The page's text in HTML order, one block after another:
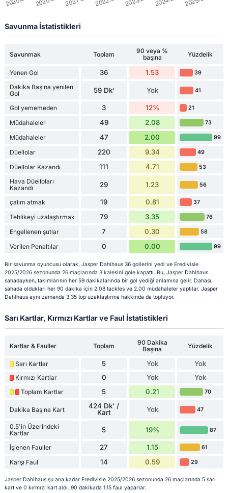
Savunma İstatistikleri
Savunmak Toplam
90 veya %
başına
Yüzdelik
Yenen Gol 36 1.53 39
Dakika Başına yenilen
Gol
59 Dk' Yok 41
Gol yememeden 3 12% 21
Müdahaleler 49 2.08 73
Müdahaleler 47 2.00 99
Düellolar 220 9.34 49
Düellolar Kazandı 111 4.71 53
Hava Düelloları
Kazandı
29 1.23 56
çalım atmak 19 0.81 37
Tehlikeyi uzalaştırmak 79 3.35 76
Engellenen şutlar 7 0.30 58
Verilen Penaltılar 0 0.00 99
Bir savunma oyuncusu olarak, Jasper Dahlhaus 36 gollerini yedi ve Eredivisie
2025/2026 sezonunda 26 maçlarında 3 kalesini gole kapattı. Bu, Jasper Dahlhaus
sahadayken, takımlarının her 59 dakikalarında bir gol yediği anlamına gelir. Dahası,
sahada oldukları her 90 dakika için 2.08 tackles ve 2.00 müdahaleler yaptılar. Jasper
Dahlhaus aynı zamanda 3.35 top uzaklaştırma hakkında da topluyor.
Sarı Kartlar, Kırmızı Kartlar ve Faul İstatistikleri
Kartlar & Fauller Toplam
90 Dakika
Başına
Yüzdelik
Sarı Kartlar 5 Yok Yok
Kırmızı Kartlar 0 Yok Yok
Toplam Kartlar 5 0.21 70
Dakika Başına Kart
424 Dk' /
Kart
Yok 47
0.5'in Üzerindeki
Kartlar
5 19% 87
İşlenen Fauller 27 1.15 61
Karşı Faul 14 0.59 29
Jasper Dahlhaus şu ana kadar Eredivisie 2025/2026 sezonunda 26 maçlarında 5 sarı
kart ve 0 kırmızı kart aldı. 90 dakikada 1.15 faul yaparlar.